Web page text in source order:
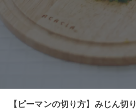
【ピーマンの切り方】みじん切り